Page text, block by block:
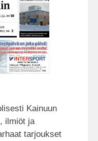
Kainuun
ilmiöt ja
tarjoukset